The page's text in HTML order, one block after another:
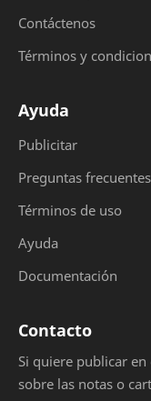
Contáctenos
Términos y
Ayuda
Publicitar
Preguntas frecuentes
Términos de uso
Ayuda
Documentación
Contacto
Si quiere publicar
sobre las notas o